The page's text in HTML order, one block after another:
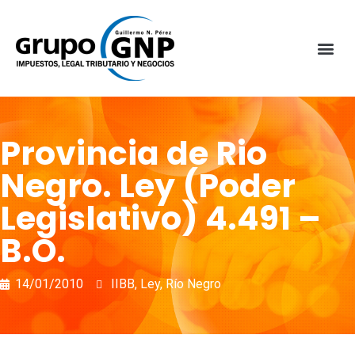
Provincia de Rio
Negro. Ley (Poder
Legislativo) 4.491 –
B.O.
14/01/2010 IIBB, Ley,Río Negro